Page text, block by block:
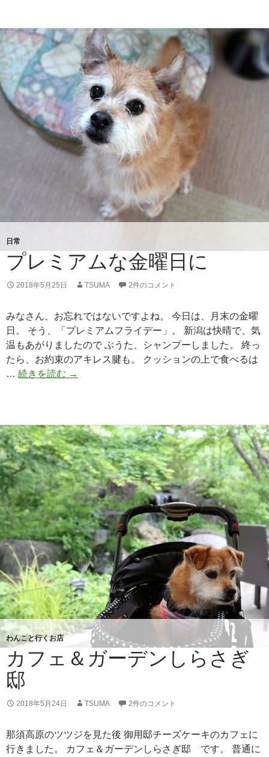
く
園
グ
ラ
ン
ド
オ
ー
プ
ン
日常
プレミアムな金曜日に
2018年5月25日 TSUMA 2件のコメント
みなさん、お忘れではないですよね。 今日は、月末の金曜
日。 そう、「プレミアムフライデー」。 新潟は快晴で、気
温もあがりましたので ぶうた、シャンプーしました。 終っ
たら、お約束のアキレス腱も。 クッションの上で食べるは
… 続きを読む プ
ム
な
金
曜
日
に
→
わんこと行くお店
カフェ＆ガーデンしらさぎ
邸
2018年5月24日 TSUMA 2件のコメント
那須高原のツツジを見た後 御用邸チーズケーキのカフェに
行きました。 カフェ＆ガーデンしらさぎ邸 です。 普通に